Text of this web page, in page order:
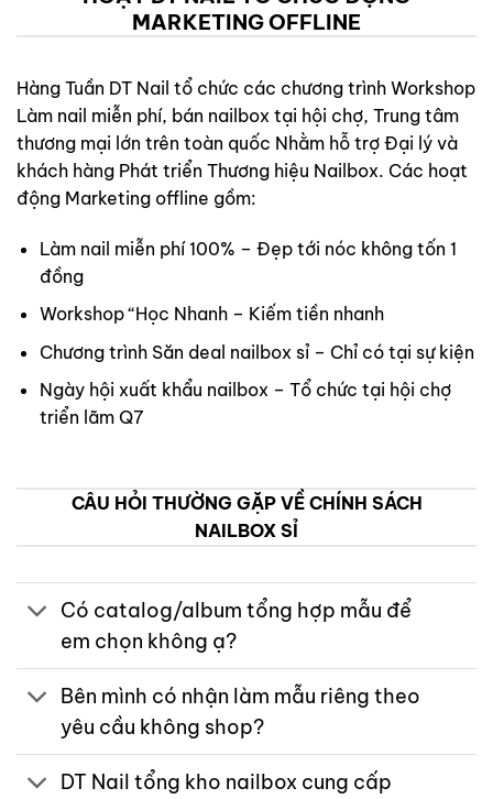
MARKETING OFFLINE
Hàng Tuần DT Nail tổ chức các chương trình Workshop
Làm nail miễn phí, bán nailbox tại hội chợ, Trung tâm
thương mại lớn trên toàn quốc Nhằm hỗ trợ Đại lý và
khách hàng Phát triển Thương hiệu Nailbox. Các hoạt
động Marketing offline gồm:
Làm nail miễn phí 100% – Đẹp tới nóc không tốn 1
đồng
Workshop “Học Nhanh – Kiếm tiền nhanh
Chương trình Săn deal nailbox sỉ – Chỉ có tại sự kiện
Ngày hội xuất khẩu nailbox – Tổ chức tại hội chợ
triển lãm Q7
CÂU HỎI THƯỜNG GẶP VỀ CHÍNH SÁCH
NAILBOX SỈ
Có catalog/album tổng hợp mẫu để
em chọn không ạ?
Bên mình có nhận làm mẫu riêng theo
yêu cầu không shop?
DT Nail tổng kho nailbox cung cấp